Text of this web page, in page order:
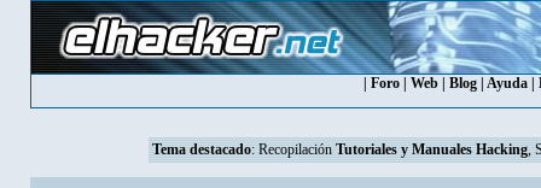
Foro Web Blog Ayuda
Tema destacado: Recopilación Tutoriales y Manuales Hacking,